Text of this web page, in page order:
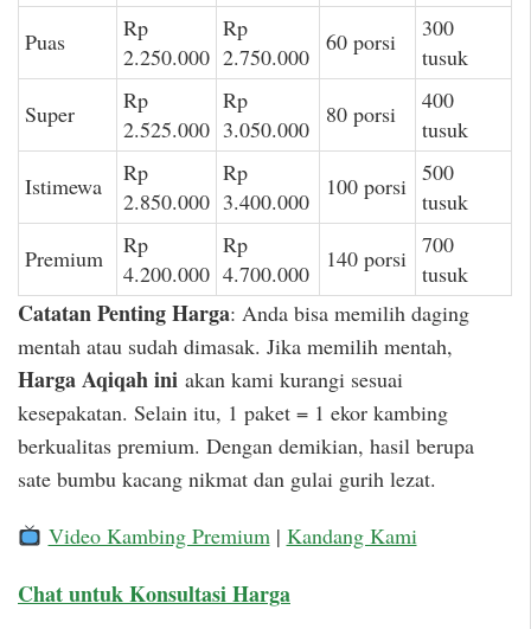
Puas
Rp
2.250.000
Rp
2.750.000
60 porsi
300
tusuk
Super
Rp
2.525.000
Rp
3.050.000
80 porsi
400
tusuk
Istimewa
Rp
2.850.000
Rp
3.400.000
100 porsi 500
tusuk
Premium
Rp
4.200.000
Rp
4.700.000
140 porsi 700
tusuk
Catatan Penting Harga: Anda bisa memilih daging
mentah atau sudah dimasak. Jika memilih mentah,
Harga Aqiqah ini akan kami kurangi sesuai
kesepakatan. Selain itu, 1 paket = 1 ekor kambing
berkualitas premium. Dengan demikian, hasil berupa
sate bumbu kacang nikmat dan gulai gurih lezat.
Video Kambing Premium| Kandang Kami
Chat untuk Konsultasi Harga